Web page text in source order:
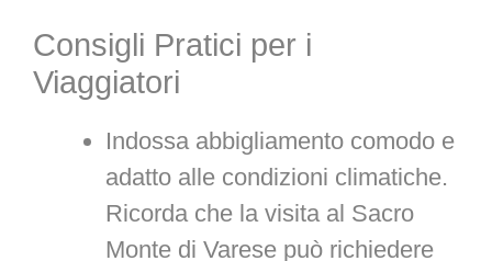
Consigli Pratici per i
Viaggiatori
Indossa abbigliamento comodo e
adatto alle condizioni climatiche.
Ricorda che la visita al Sacro
Monte di Varese può richiedere